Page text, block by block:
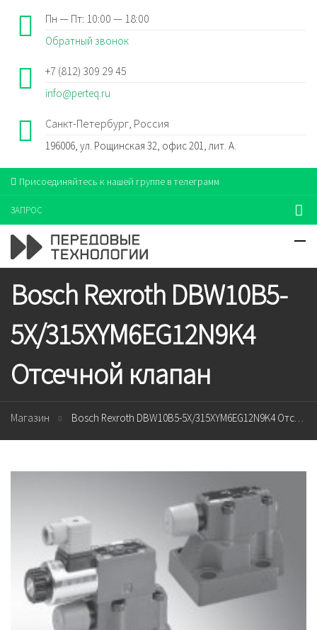
Пн — Пт: 10:00 — 18:00
Обратный звонок
+7 (812) 309 29 45
info@perteq.ru
Санкт-Петербург, Россия
196006, ул. Рощинская 32, офис 201, лит. А.
Присоединяйтесь к нашей группе в телеграмм
ЗАПРОС
Bosch Rexroth DBW10B5-
5X/315XYM6EG12N9K4
Отсечной клапан
Магазин Bosch Rexroth DBW10B5-5X/315XYM6EG12N9K4 Отсечной клапан